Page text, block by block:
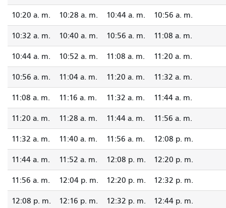
10:20 a. m. 10:28 a. m. 10:44 a. m. 10:56 a. m.
10:32 a. m. 10:40 a. m. 10:56 a. m. 11:08 a. m.
10:44 a. m. 10:52 a. m. 11:08 a. m. 11:20 a. m.
10:56 a. m. 11:04 a. m. 11:20 a. m. 11:32 a. m.
11:08 a. m. 11:16 a. m. 11:32 a. m. 11:44 a. m.
11:20 a. m. 11:28 a. m. 11:44 a. m. 11:56 a. m.
11:32 a. m. 11:40 a. m. 11:56 a. m. 12:08 p. m.
11:44 a. m. 11:52 a. m. 12:08 p. m. 12:20 p. m.
11:56 a. m. 12:04 p. m. 12:20 p. m. 12:32 p. m.
12:08 p. m. 12:16 p. m. 12:32 p. m. 12:44 p. m.